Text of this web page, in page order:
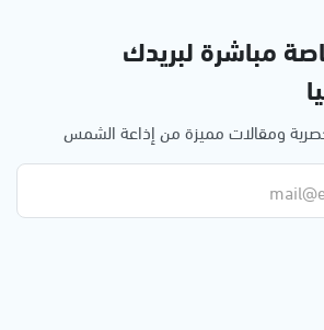
مباشرة لبريدك
ومقالات مميزة من إذاعة الشمس